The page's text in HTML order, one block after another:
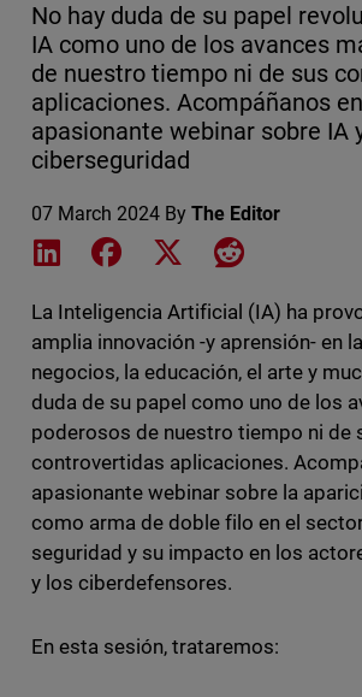
No hay duda de su papel
IA como uno de los avances
de nuestro tiempo ni de sus
aplicaciones. Acompáñanos
apasionante webinar sobre IA
ciberseguridad
07 March 2024 By The Editor
Share on LinkedIn
Share on Facebook
Share on XShare on
La Inteligencia Artificial (IA) ha
amplia innovación -y aprensión- en
negocios, la educación, el arte y
duda de su papel como uno de los
poderosos de nuestro tiempo ni de
controvertidas aplicaciones.
apasionante webinar sobre la
como arma de doble filo en el
seguridad y su impacto en los
y los ciberdefensores.
En esta sesión, trataremos: